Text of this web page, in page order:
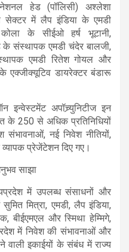
हेड (पॉलिसी) अश्लेशा
सेक्टर में लैप इंडिया के एमडी
कोला के सीईओ हर्ष भूटानी,
के संस्थापक एमडी चंदेर बालजी,
एमडी रितेश गोयल और
एक्जीक्यूटिव डायरेक्टर बंडारू
अपॉच्र्युनिटीज इन
के 250 से अधिक प्रतिनिधियों
नई निवेश नीतियों,
प्रेजेंटेशन दिए गए।
साझा
में उपलब्ध संसाधनों और
मित्रा, एमडी, लैप इंडिया,
बीईएमएल और स्मिथा हेम्मिगे,
में निवेश की संभावनाओं और
वाली इकाईयों के संबंध में राज्य